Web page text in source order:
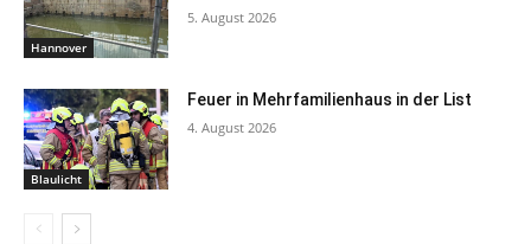
Hannover
5. August 2026
Blaulicht
Feuer in Mehrfamilienhaus in der List
4. August 2026